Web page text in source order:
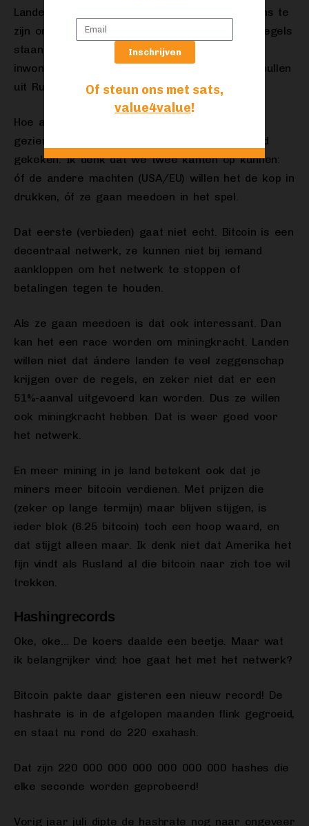
Landen hoeven het politiek niet met elkaar eens te
zijn om bitcoin toch te kunnen gebruiken. De regels
staan vast. En zelfs als zijn landen in oorlog,
inwoners van Oekraïne kunnen gewoon nog spullen
uit Rusland kopen, als ze het willen.
Hoe alles uitpakt wordt interessant. Mondiaal
gezien wordt er niet heel positief naar Rusland
gekeken. Ik denk dat we twee kanten op kunnen:
óf de andere machten (USA/EU) willen het de kop in
drukken, óf ze gaan meedoen in het spel.
Dat eerste (verbieden) gaat niet echt. Bitcoin is een
decentraal netwerk, ze kunnen niet bij iemand
aankloppen om het netwerk te stoppen of
betalingen tegen te houden.
Als ze gaan meedoen is dat ook interessant. Dan
kan het een race worden om miningkracht. Landen
willen niet dat ándere landen te veel zeggenschap
krijgen over de regels, en zeker niet dat er een
51%-aanval uitgevoerd kan worden. Dus ze willen
ook miningkracht hebben. Dat is weer goed voor
het netwerk.
En meer mining in je land betekent ook dat je
miners meer bitcoin verdienen. Met prijzen die
(zeker op lange termijn) maar blijven stijgen, is
ieder blok (6.25 bitcoin) toch een hoop waard, en
dat stijgt alleen maar. Ik denk niet dat Amerika het
fijn vindt als Rusland al die bitcoin naar zich toe wil
trekken.
Hashingrecords
Oke, oke… De koers daalde een beetje. Maar wat
ik belangrijker vind: hoe gaat het met het netwerk?
Bitcoin pakte daar gisteren een nieuw record! De
hashrate is in de afgelopen maanden flink gegroeid,
en staat nu rond de 220 exahash.
Dat zijn 220 000 000 000 000 000 000 hashes die
elke seconde worden geprobeerd!
Vorig jaar juli dipte de hashrate nog naar ongeveer
Inschrijven
Of steun ons met sats,
value4value!